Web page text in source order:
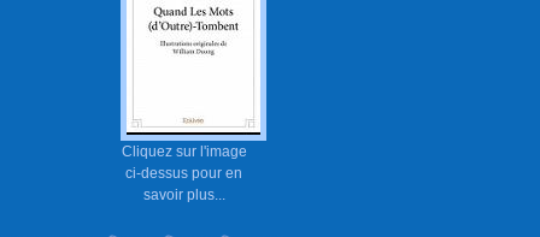
Cliquez sur l'image
ci-dessus pour en
savoir plus...